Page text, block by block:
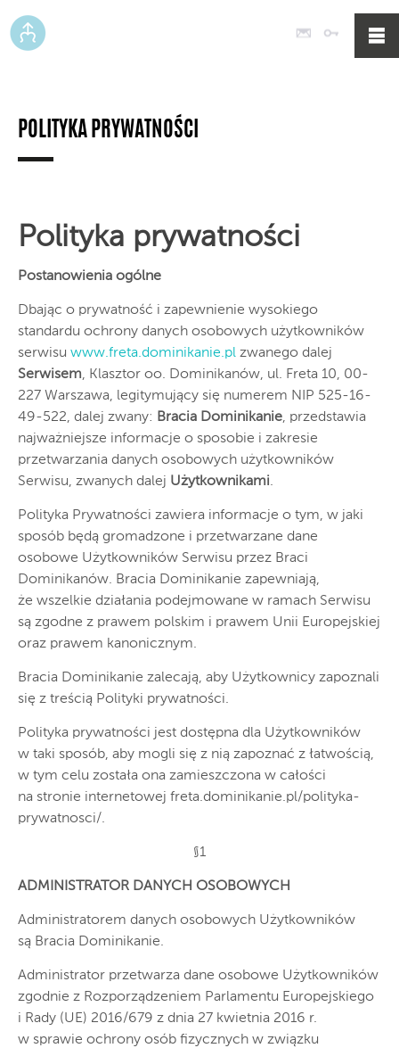
Poczta
POLITYKA PRYWATNOŚCI
Polityka prywatności
Postanowienia ogólne
Dbając o prywatność i zapewnienie wysokiego
standardu ochrony danych osobowych użytkowników
serwisu www.freta.dominikanie.pl zwanego dalej
Serwisem, Klasztor oo. Dominikanów, ul. Freta 10, 00-
227 Warszawa, legitymujący się numerem NIP 525-16-
49-522, dalej zwany: Bracia Dominikanie, przedstawia
najważniejsze informacje o sposobie i zakresie
przetwarzania danych osobowych użytkowników
Serwisu, zwanych dalej Użytkownikami.
Polityka Prywatności zawiera informacje o tym, w jaki
sposób będą gromadzone i przetwarzane dane
osobowe Użytkowników Serwisu przez Braci
Dominikanów. Bracia Dominikanie zapewniają,
że wszelkie działania podejmowane w ramach Serwisu
są zgodne z prawem polskim i prawem Unii Europejskiej
oraz prawem kanonicznym.
Bracia Dominikanie zalecają, aby Użytkownicy zapoznali
się z treścią Polityki prywatności.
Polityka prywatności jest dostępna dla Użytkowników
w taki sposób, aby mogli się z nią zapoznać z łatwością,
w tym celu została ona zamieszczona w całości
na stronie internetowej freta.dominikanie.pl/polityka-
prywatnosci/.
§1
ADMINISTRATOR DANYCH OSOBOWYCH
Administratorem danych osobowych Użytkowników
są Bracia Dominikanie.
Administrator przetwarza dane osobowe Użytkowników
zgodnie z Rozporządzeniem Parlamentu Europejskiego
i Rady (UE) 2016/679 z dnia 27 kwietnia 2016 r.
w sprawie ochrony osób fizycznych w związku